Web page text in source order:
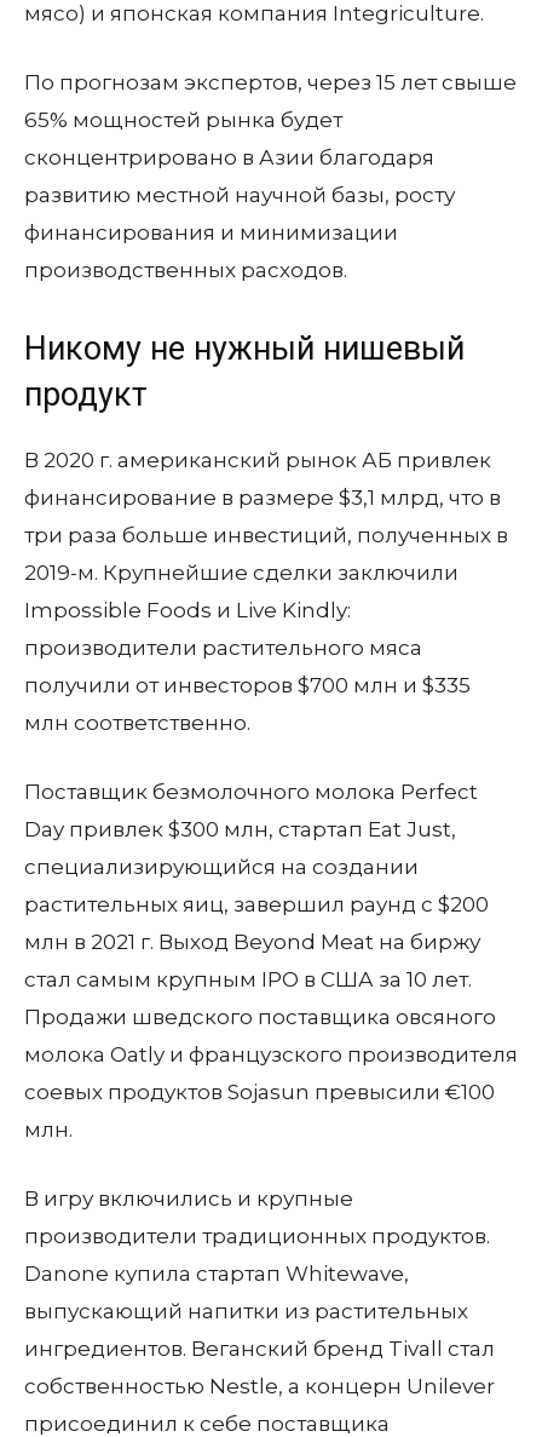
мясо) и японская компания Integriculture.
По прогнозам экспертов, через 15 лет свыше
65% мощностей рынка будет
сконцентрировано в Азии благодаря
развитию местной научной базы, росту
финансирования и минимизации
производственных расходов.
Никому не нужный нишевый
продукт
В 2020 г. американский рынок АБ привлек
финансирование в размере $3,1 млрд, что в
три раза больше инвестиций, полученных в
2019-м. Крупнейшие сделки заключили
Impossible Foods и Live Kindly:
производители растительного мяса
получили от инвесторов $700 млн и $335
млн соответственно.
Поставщик безмолочного молока Perfect
Day привлек $300 млн, стартап Eat Just,
специализирующийся на создании
растительных яиц, завершил раунд с $200
млн в 2021 г. Выход Beyond Meat на биржу
стал самым крупным IPO в США за 10 лет.
Продажи шведского поставщика овсяного
молока Oatly и французского производителя
соевых продуктов Sojasun превысили €100
млн.
В игру включились и крупные
производители традиционных продуктов.
Danone купила стартап Whitewave,
выпускающий напитки из растительных
ингредиентов. Веганский бренд Tivall стал
собственностью Nestle, а концерн Unilever
присоединил к себе поставщика